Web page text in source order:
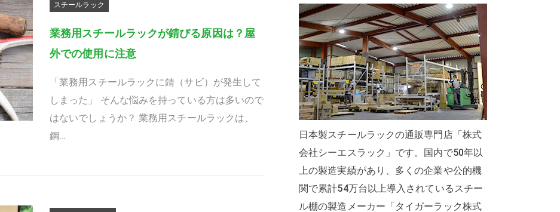
スチールラック
業務用スチールラックが錆びる原因は？屋
外での使用に注意
「業務用スチールラックに錆（サビ）が発生して
しまった」 そんな悩みを持っている方は多いので
はないでしょうか？ 業務用スチールラックは、
鋼…
日本製スチールラックの通販専門店「株式
会社シーエスラック」です。国内で50年以
上の製造実績があり、多くの企業や公的機
関で累計54万台以上導入されているスチー
ル棚の製造メーカー「タイガーラック株式